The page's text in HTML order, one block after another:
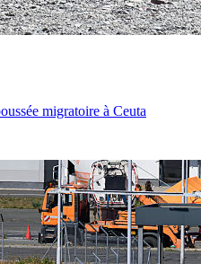
migratoire à Ceuta